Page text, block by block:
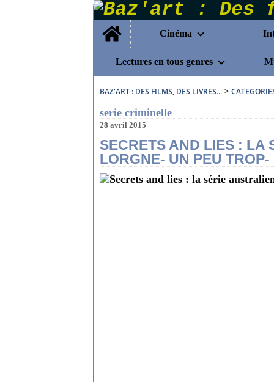
Home
Cinéma
Lectures en tous genres
BAZ'ART : DES FILMS, DES LIVRES... >
serie criminelle
28 avril 2015
SECRETS AND LIES : LA
LORGNE- UN PEU